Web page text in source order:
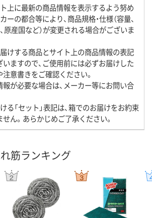
上に最新の商品情報を表示するよう努め
ーの都合等により、商品規格・仕様（容量、
原産国など）が変更される場合がございま
けする商品とサイト上の商品情報の表記
ますので、ご使用前には必ずお届けした
意書きをご確認ください。
が必要な場合は、メーカー等にお問い合
る「セット」表記は、箱でのお届けをお約束
ん。あらかじめご了承ください。
筋ランキング